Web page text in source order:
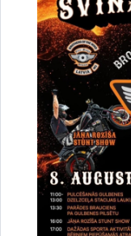
Par satiksmes
Dzelzceļa ielas
30.07.2026.